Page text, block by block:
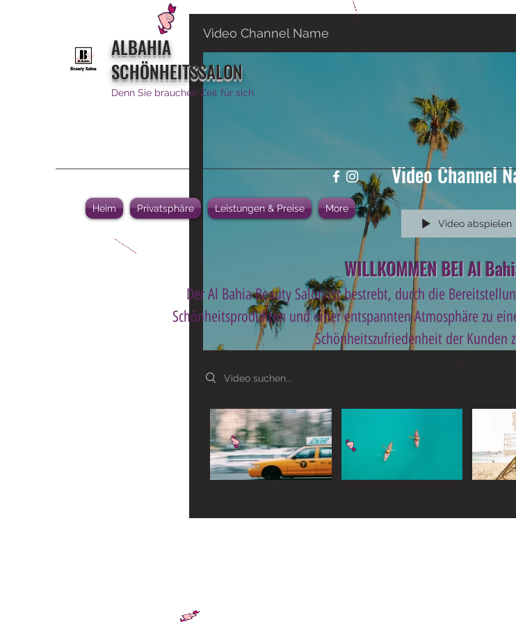
ALBAHIA
SCHÖNHEITSSALON
Denn Sie brauchen Zeit für sich
Heim Privatsphäre Leistungen & Preise More
WILLKOMMEN BEI Al
Der Al Bahia Beauty Salon ist bestrebt, durch die
Schönheitsprodukten und einer entspannten Atmosphäre zu
Schönheitszufriedenheit der Kunden
.
Widget Didn’t Load
Check your internet and
If that doesn’t work,
Video Channel Name
Video Channel
Video abspielen
Search videos